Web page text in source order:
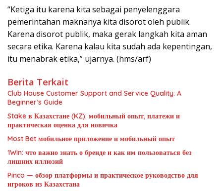
“Ketiga itu karena kita sebagai penyelenggara
pemerintahan maknanya kita disorot oleh publik.
Karena disorot publik, maka gerak langkah kita aman
secara etika. Karena kalau kita sudah ada kepentingan,
itu menabrak etika,” ujarnya. (hms/arf)
Berita Terkait
Club House Customer Support and Service Quality: A
Beginner’s Guide
Stake в Казахстане (KZ): мобильный опыт, платежи и
практическая оценка для новичка
Most Bet мобильное приложение и мобильный опыт
1Win: что важно знать о бренде и как им пользоваться без
лишних иллюзий
Pinco — обзор платформы и практическое руководство для
игроков из Казахстана